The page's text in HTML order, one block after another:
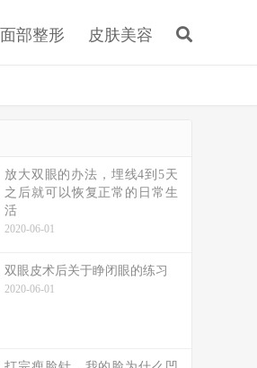
面部整形 皮肤美容
放大双眼的办法，埋线4到5天
之后就可以恢复正常的日常生
活
2020-06-01
双眼皮术后关于睁闭眼的练习
2020-06-01